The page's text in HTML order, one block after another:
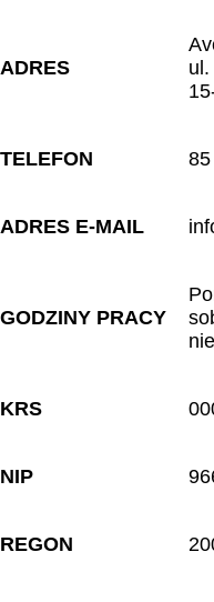
ADRES
TELEFON
ADRES E-MAIL
GODZINY PRACY
KRS
NIP
REGON